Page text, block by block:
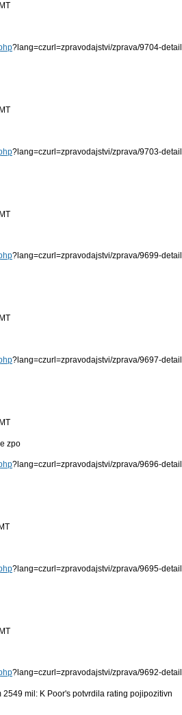
?lang=czurl=zpravodajstvi/zprava/9704-detail
?lang=czurl=zpravodajstvi/zprava/9703-detail
?lang=czurl=zpravodajstvi/zprava/9699-detail
?lang=czurl=zpravodajstvi/zprava/9697-detail
zpo
?lang=czurl=zpravodajstvi/zprava/9696-detail
?lang=czurl=zpravodajstvi/zprava/9695-detail
?lang=czurl=zpravodajstvi/zprava/9692-detail
2549 mil: K Poor's potvrdila rating pojipozitivn